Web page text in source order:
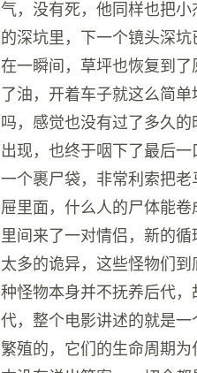
气，没有死，他同样也把
的深坑里，下一个镜头深
在一瞬间，草坪也恢复到
了油，开着车子就这么简
吗，感觉也没有过了多久
出现，也终于咽下了最后
一个裹尸袋，非常利索把
屉里面，什么人的尸体能
里间来了一对情侣，新的
太多的诡异，这些怪物们
种怪物本身并不抚养后代
代，整个电影讲述的就是
繁殖的，它们的生命周期